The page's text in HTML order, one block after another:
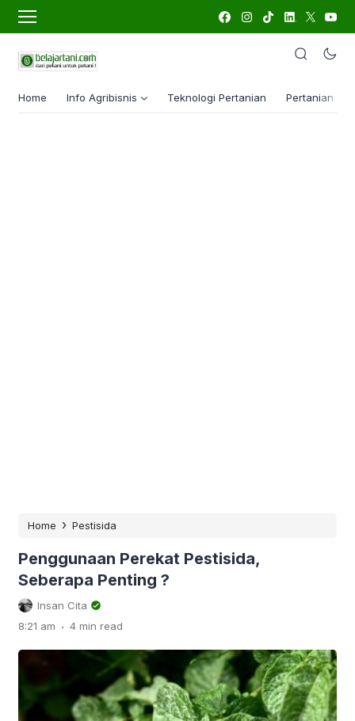
Home Info Agribisnis Teknologi Pertanian Pertanian
Home › Pestisida
Penggunaan Perekat Pestisida,
Seberapa Penting ?
Insan Cita
8:21 am . 4 min read